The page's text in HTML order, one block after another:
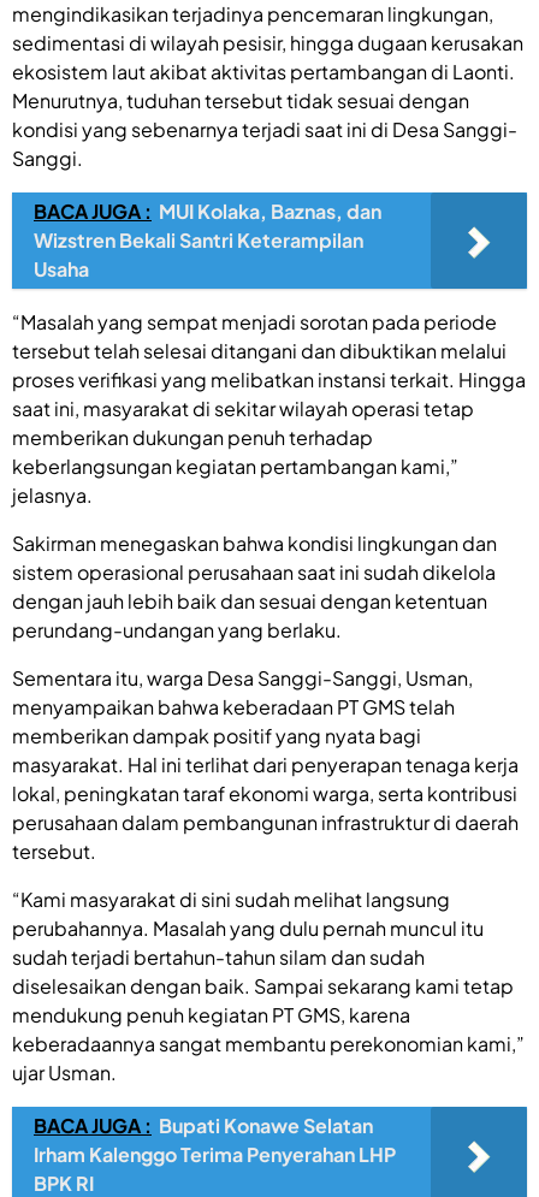
mengindikasikan terjadinya pencemaran lingkungan,
sedimentasi di wilayah pesisir, hingga dugaan kerusakan
ekosistem laut akibat aktivitas pertambangan di Laonti.
Menurutnya, tuduhan tersebut tidak sesuai dengan
kondisi yang sebenarnya terjadi saat ini di Desa Sanggi-
Sanggi.
BACA JUGA : MUI Kolaka, Baznas, dan
Wizstren Bekali Santri Keterampilan
Usaha
“Masalah yang sempat menjadi sorotan pada periode
tersebut telah selesai ditangani dan dibuktikan melalui
proses verifikasi yang melibatkan instansi terkait. Hingga
saat ini, masyarakat di sekitar wilayah operasi tetap
memberikan dukungan penuh terhadap
keberlangsungan kegiatan pertambangan kami,”
jelasnya.
Sakirman menegaskan bahwa kondisi lingkungan dan
sistem operasional perusahaan saat ini sudah dikelola
dengan jauh lebih baik dan sesuai dengan ketentuan
perundang-undangan yang berlaku.
Sementara itu, warga Desa Sanggi-Sanggi, Usman,
menyampaikan bahwa keberadaan PT GMS telah
memberikan dampak positif yang nyata bagi
masyarakat. Hal ini terlihat dari penyerapan tenaga kerja
lokal, peningkatan taraf ekonomi warga, serta kontribusi
perusahaan dalam pembangunan infrastruktur di daerah
tersebut.
“Kami masyarakat di sini sudah melihat langsung
perubahannya. Masalah yang dulu pernah muncul itu
sudah terjadi bertahun-tahun silam dan sudah
diselesaikan dengan baik. Sampai sekarang kami tetap
mendukung penuh kegiatan PT GMS, karena
keberadaannya sangat membantu perekonomian kami,”
ujar Usman.
BACA JUGA : Bupati Konawe Selatan
Irham Kalenggo Terima Penyerahan LHP
BPK RI